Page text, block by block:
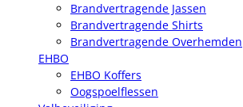
Brandvertragende Jassen
Brandvertragende Shirts
Brandvertragende Overhemden
EHBO
EHBO Koffers
Oogspoelflessen